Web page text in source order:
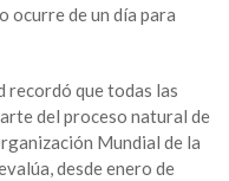
ocurre de un día para
recordó que todas las
del proceso natural de
Mundial de la
desde enero de